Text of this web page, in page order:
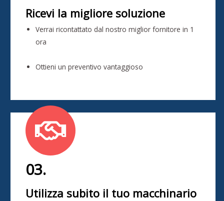
Ricevi la migliore soluzione
Verrai ricontattato dal nostro miglior fornitore in 1
ora
Ottieni un preventivo vantaggioso
03.
Utilizza subito il tuo macchinario